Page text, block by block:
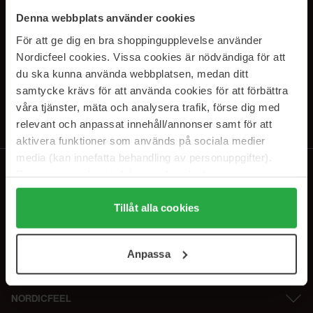
Denna webbplats använder cookies
För att ge dig en bra shoppingupplevelse använder
Nordicfeel cookies. Vissa cookies är nödvändiga för att
du ska kunna använda webbplatsen, medan ditt
samtycke krävs för att använda cookies för att förbättra
våra tjänster, mäta och analysera trafik, förse dig med
relevant och anpassat innehåll/annonser samt för att
aktivera funktioner som används på sociala medier
media (kan innefatta behandling av personuppgifter).
Genom att trycka på "Tillåt alla cookies" accepterar du
alla cookies, medan du under "Detaljer" kan anpassa
användningen av cookies. Du kan när som helst återkalla
samt vår Integritetspolicy.
Tillåt alla cookies
Anpassa
SUBSCRIBE TO OUR
NEWSLETTER
E-postadresse
Ved å abonnere godtar du vårpersonvernerklæring. Du kan melde deg
NORDICFEEL